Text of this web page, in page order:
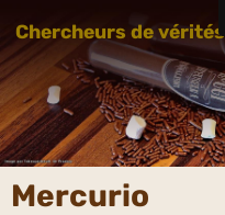
Chercheurs de vérités
Mercurio